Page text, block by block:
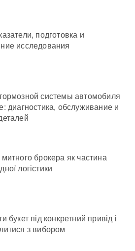
подготовка и
исследования
системы автомобиля
диагностика, обслуживание и
брокера як частина
логістики
букет під конкретний привід і
з вибором